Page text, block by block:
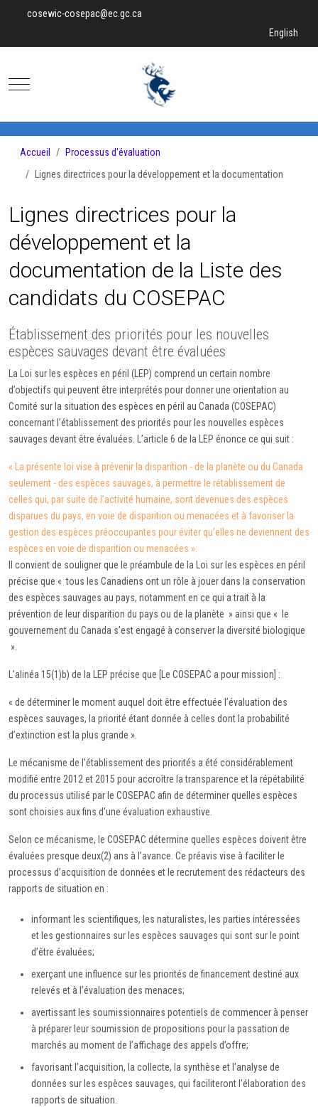
cosewic-cosepac@ec.gc.ca
Sélectionnez
English
Mobile Menu Toggle
Accueil
Processus d'évaluation
Lignes directrices pour la développement et la documentation
Lignes directrices pour la
développement et la
documentation de la Liste des
candidats du COSEPAC
Établissement des priorités pour les nouvelles
espèces sauvages devant être évaluées
La Loi sur les espèces en péril (LEP) comprend un certain nombre
d’objectifs qui peuvent être interprétés pour donner une orientation au
Comité sur la situation des espèces en péril au Canada (COSEPAC)
concernant l’établissement des priorités pour les nouvelles espèces
sauvages devant être évaluées. L’article 6 de la LEP énonce ce qui suit :
« La présente loi vise à prévenir la disparition - de la planète ou du Canada
seulement - des espèces sauvages, à permettre le rétablissement de
celles qui, par suite de l’activité humaine, sont devenues des espèces
disparues du pays, en voie de disparition ou menacées et à favoriser la
gestion des espèces préoccupantes pour éviter qu’elles ne deviennent des
espèces en voie de disparition ou menacées ».
Il convient de souligner que le préambule de la Loi sur les espèces en péril
précise que « tous les Canadiens ont un rôle à jouer dans la conservation
des espèces sauvages au pays, notamment en ce qui a trait à la
prévention de leur disparition du pays ou de la planète » ainsi que « le
gouvernement du Canada s’est engagé à conserver la diversité biologique
».
L’alinéa 15(1)b) de la LEP précise que [Le COSEPAC a pour mission] :
« de déterminer le moment auquel doit être effectuée l’évaluation des
espèces sauvages, la priorité étant donnée à celles dont la probabilité
d’extinction est la plus grande ».
Le mécanisme de l’établissement des priorités a été considérablement
modifié entre 2012 et 2015 pour accroître la transparence et la répétabilité
du processus utilisé par le COSEPAC afin de déterminer quelles espèces
sont choisies aux fins d’une évaluation exhaustive.
Selon ce mécanisme, le COSEPAC détermine quelles espèces doivent être
évaluées presque deux(2) ans à l’avance. Ce préavis vise à faciliter le
processus d’acquisition de données et le recrutement des rédacteurs des
rapports de situation en :
informant les scientifiques, les naturalistes, les parties intéressées
et les gestionnaires sur les espèces sauvages qui sont sur le point
d’être évaluées;
exerçant une influence sur les priorités de financement destiné aux
relevés et à l’évaluation des menaces;
avertissant les soumissionnaires potentiels de commencer à penser
à préparer leur soumission de propositions pour la passation de
marchés au moment de l’affichage des appels d’offre;
favorisant l’acquisition, la collecte, la synthèse et l’analyse de
données sur les espèces sauvages, qui faciliteront l’élaboration des
rapports de situation.